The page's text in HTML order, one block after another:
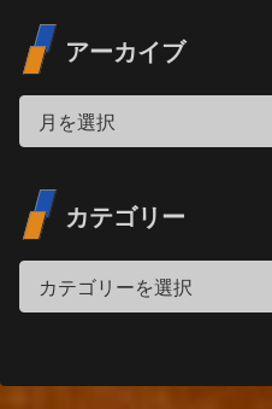
アーカイブ
カテゴリー